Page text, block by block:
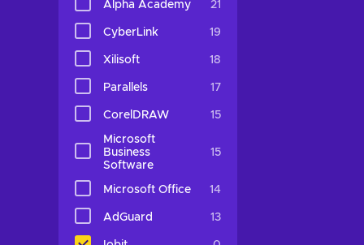
Alpha Academy 21
CyberLink 19
Xilisoft 18
Parallels 17
CorelDRAW 15
Microsoft
Business
Software
15
Microsoft Office 14
AdGuard 13